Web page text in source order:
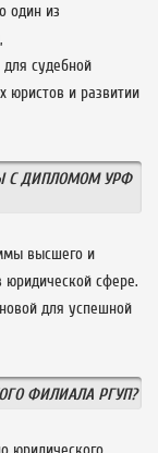
один из
судебной
юристов и развитии
С ДИПЛОМОМ УРФ
высшего и
юридической сфере.
для успешной
ФИЛИАЛА РГУП?